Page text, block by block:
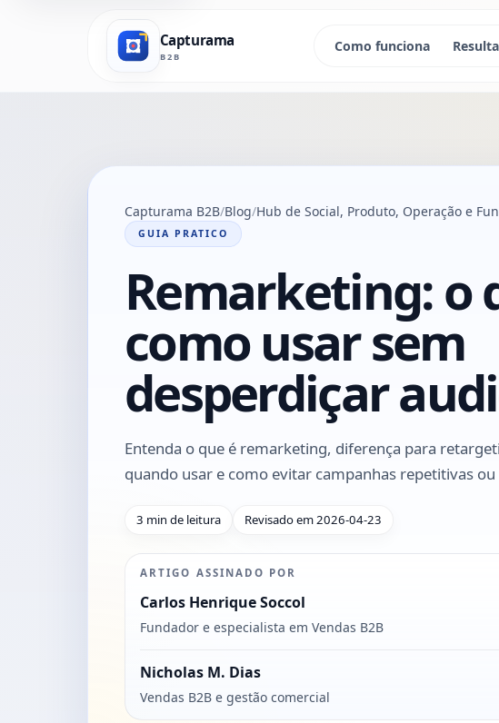
Capturama
B2B
Como funciona
Capturama B2B Blog Hub de Social, Produto, Operação e
GUIA PRATICO
Remarketing: o
como usar sem
desperdiçar
Entenda o que é remarketing, diferença para
quando usar e como evitar campanhas repetitivas ou
3 min de leitura Revisado em 2026-04-23
ARTIGO ASSINADO POR
Carlos Henrique Soccol
Fundador e especialista em Vendas B2B
Nicholas M. Dias
Vendas B2B e gestão comercial